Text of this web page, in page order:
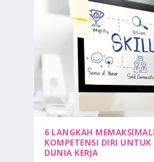
6 LANGKAH
KOMPETENSI DIRI
DUNIA KERJA